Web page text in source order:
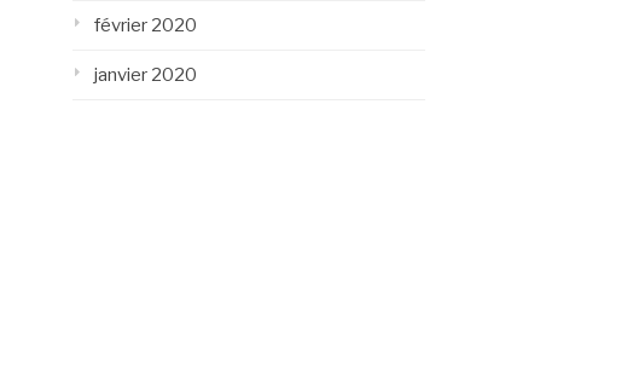
février 2020
janvier 2020